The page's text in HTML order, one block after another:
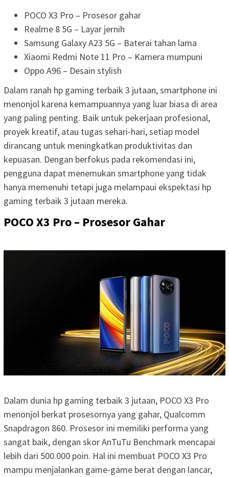
POCO X3 Pro – Prosesor gahar
Realme 8 5G – Layar jernih
Samsung Galaxy A23 5G – Baterai tahan lama
Xiaomi Redmi Note 11 Pro – Kamera mumpuni
Oppo A96 – Desain stylish
Dalam ranah hp gaming terbaik 3 jutaan, smartphone ini
menonjol karena kemampuannya yang luar biasa di area
yang paling penting. Baik untuk pekerjaan profesional,
proyek kreatif, atau tugas sehari-hari, setiap model
dirancang untuk meningkatkan produktivitas dan
kepuasan. Dengan berfokus pada rekomendasi ini,
pengguna dapat menemukan smartphone yang tidak
hanya memenuhi tetapi juga melampaui ekspektasi hp
gaming terbaik 3 jutaan mereka.
POCO X3 Pro – Prosesor Gahar
Dalam dunia hp gaming terbaik 3 jutaan, POCO X3 Pro
menonjol berkat prosesornya yang gahar, Qualcomm
Snapdragon 860. Prosesor ini memiliki performa yang
sangat baik, dengan skor AnTuTu Benchmark mencapai
lebih dari 500.000 poin. Hal ini membuat POCO X3 Pro
mampu menjalankan game-game berat dengan lancar,